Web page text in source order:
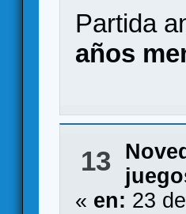
Partida
años
13
« en: 23